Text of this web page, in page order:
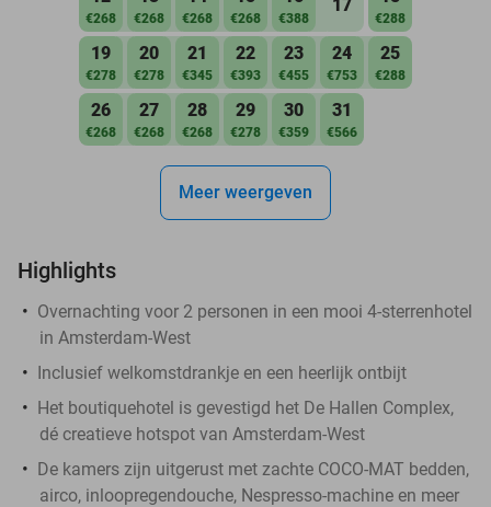
€268 €268 €268 €268 €388
17
€288
19
€278
20
€278
21
€345
22
€393
23
€455
24
€753
25
€288
26
€268
27
€268
28
€268
29
€278
30
€359
31
€566
Meer weergeven
Highlights
Overnachting voor 2 personen in een mooi 4-sterrenhotel
in Amsterdam-West
Inclusief welkomstdrankje en een heerlijk ontbijt
Het boutiquehotel is gevestigd het De Hallen Complex,
dé creatieve hotspot van Amsterdam-West
De kamers zijn uitgerust met zachte COCO-MAT bedden,
airco, inloopregendouche, Nespresso-machine en meer